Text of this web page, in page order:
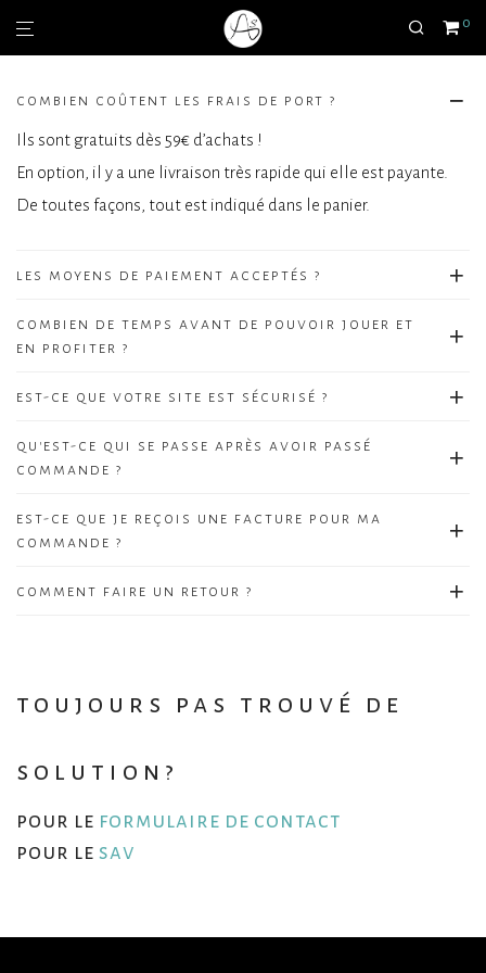
0
combien coûtent les frais de port ?
Ils sont gratuits dès 59€ d’achats !
En option, il y a une livraison très rapide qui elle est payante.
De toutes façons, tout est indiqué dans le panier.
les moyens de paiement acceptés ?
combien de temps avant de pouvoir jouer et
en profiter ?
est-ce que votre site est sécurisé ?
qu'est-ce qui se passe après avoir passé
commande ?
est-ce que je reçois une facture pour ma
commande ?
comment faire un retour ?
toujours pas trouvé de
solution?
pour le formulaire de contact
pour le sav